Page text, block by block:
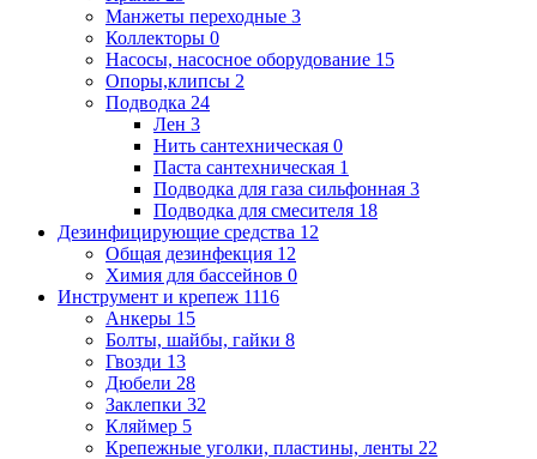
Манжеты переходные 3
Коллекторы 0
Насосы, насосное оборудование 15
Опоры,клипсы 2
Подводка 24
Лен 3
Нить сантехническая 0
Паста сантехническая 1
Подводка для газа сильфонная 3
Подводка для смесителя 18
Дезинфицирующие средства 12
Общая дезинфекция 12
Химия для бассейнов 0
Инструмент и крепеж 1116
Анкеры 15
Болты, шайбы, гайки 8
Гвозди 13
Дюбели 28
Заклепки 32
Кляймер 5
Крепежные уголки, пластины, ленты 22